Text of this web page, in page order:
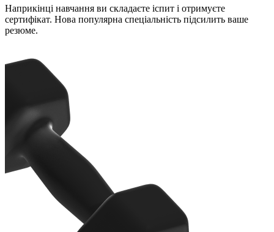
Наприкінці навчання ви складаєте іспит і отримуєте
сертифікат. Нова популярна спеціальність підсилить ваше
резюме.